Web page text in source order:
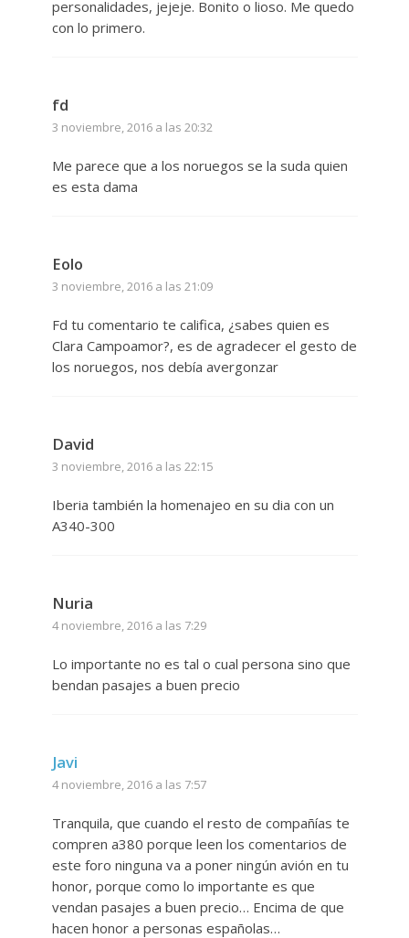
personalidades, jejeje. Bonito o lioso. Me quedo
con lo primero.
fd
3 noviembre, 2016 a las 20:32
Me parece que a los noruegos se la suda quien
es esta dama
Eolo
3 noviembre, 2016 a las 21:09
Fd tu comentario te califica, ¿sabes quien es
Clara Campoamor?, es de agradecer el gesto de
los noruegos, nos debía avergonzar
David
3 noviembre, 2016 a las 22:15
Iberia también la homenajeo en su dia con un
A340-300
Nuria
4 noviembre, 2016 a las 7:29
Lo importante no es tal o cual persona sino que
bendan pasajes a buen precio
Javi
4 noviembre, 2016 a las 7:57
Tranquila, que cuando el resto de compañías te
compren a380 porque leen los comentarios de
este foro ninguna va a poner ningún avión en tu
honor, porque como lo importante es que
vendan pasajes a buen precio… Encima de que
hacen honor a personas españolas…